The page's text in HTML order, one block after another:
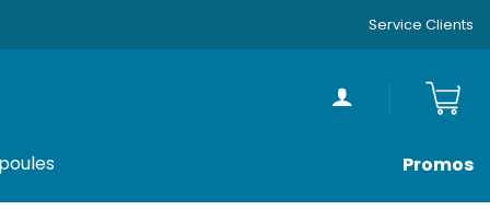
Service Clients
Promos